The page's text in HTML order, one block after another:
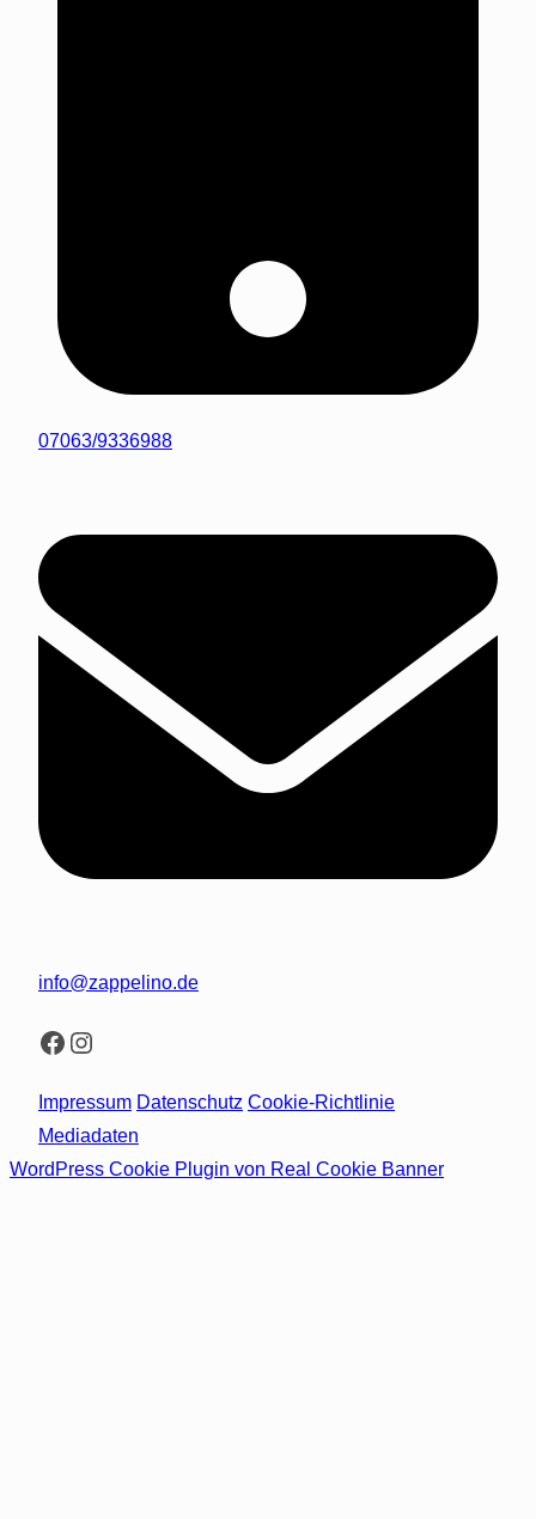
07063/9336988
info@zappelino.de
Facebook
Instagram
Impressum Datenschutz Cookie-Richtlinie
Mediadaten
WordPress Cookie Plugin von Real Cookie Banner